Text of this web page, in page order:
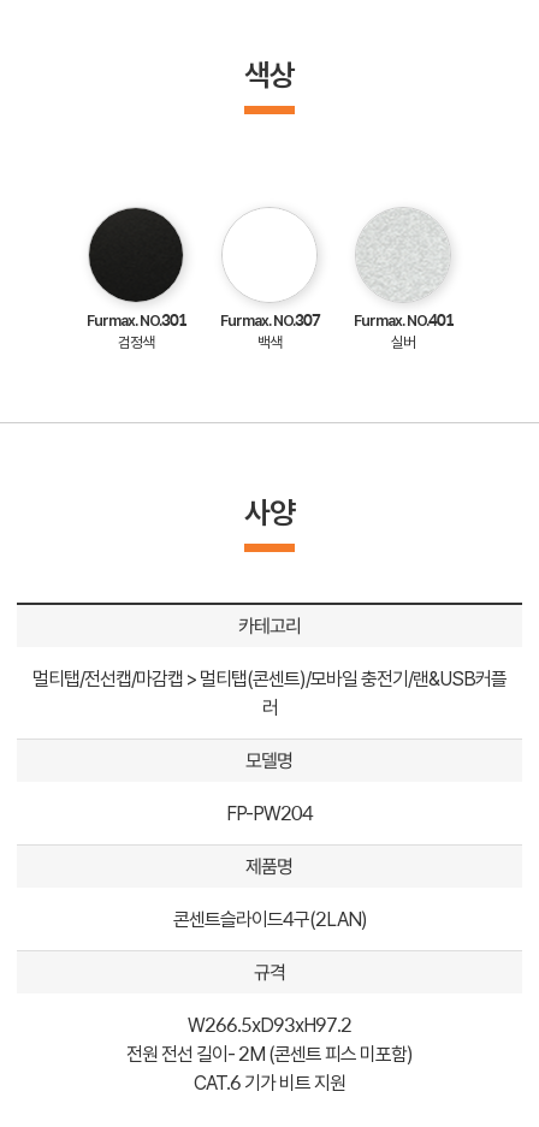
색상
Furmax. NO.301
검정색
Furmax. NO.307
백색
Furmax. NO.401
실버
사양
카테고리
멀티탭/전선캡/마감캡 > 멀티탭(콘센트)/모바일 충전기/랜&USB커플
러
모델명
FP-PW204
제품명
콘센트슬라이드4구(2LAN)
규격
W266.5xD93xH97.2
전원 전선 길이- 2M (콘센트 피스 미포함)
CAT.6 기가 비트 지원